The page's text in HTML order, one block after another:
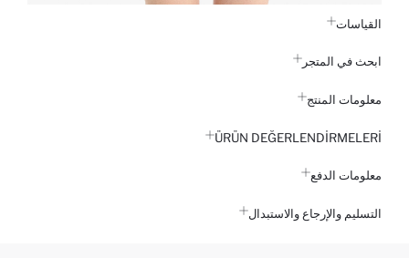
القياسات
ابحث في المتجر
معلومات المنتج
ÜRÜN DEĞERLENDİRMELERİ
معلومات الدفع
التسليم والإرجاع والاستبدال